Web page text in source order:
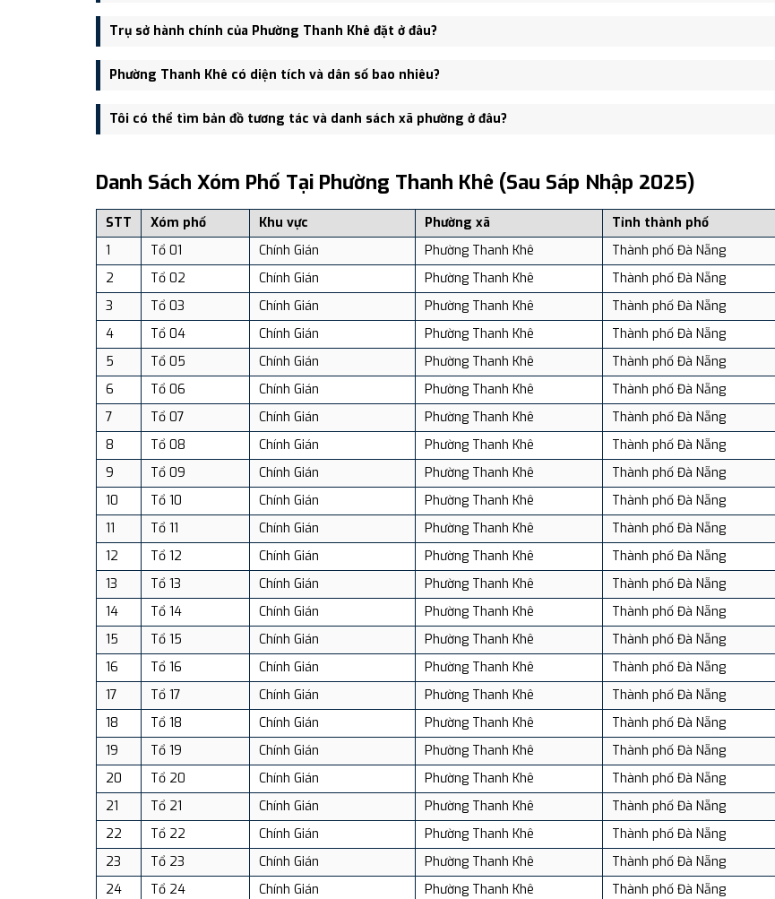
Phường Thanh Khê được thành lập trên cơ sở sáp nhập Phường Xuân Hà, Phường Chính Gián, Phường Thạc Gián,
Phường Thanh Khê Tây, Phường Thanh Khê Đông.
Trụ sở hành chính của Phường Thanh Khê đặt ở đâu?
Trụ sở hành chính mới của Phường Thanh Khê đặt tại Số 503 đường Trần Cao Vân, phường Thanh Khê - trung tâm khu
vực thuận tiện giao thông.
Phường Thanh Khê có diện tích và dân số bao nhiêu?
Phường Thanh Khê có Diện tích: 7.92 km², Dân số: 201,240 người, Mật độ dân số: Khoảng 25,409.10 người/km²
Tôi có thể tìm bản đồ tương tác và danh sách xã phường ở đâu?
dịch vụ và du lịch uy tín tại Việt Nam.
Danh Sách Xóm Phố Tại Phường Thanh Khê (sau Sáp Nhập 2025)
STT Xóm phố Khu vực Phường xã
Tỉnh thành phố
1
Tổ 01 Chính Gián Phường Thanh Khê
Thành phố Đà Nẵng
2
Tổ 02 Chính Gián Phường Thanh Khê
Thành phố Đà Nẵng
3
Tổ 03 Chính Gián Phường Thanh Khê
Thành phố Đà Nẵng
4
Tổ 04 Chính Gián Phường Thanh Khê
Thành phố Đà Nẵng
5
Tổ 05 Chính Gián Phường Thanh Khê
Thành phố Đà Nẵng
6
Tổ 06 Chính Gián Phường Thanh Khê
Thành phố Đà Nẵng
7
Tổ 07 Chính Gián Phường Thanh Khê
Thành phố Đà Nẵng
8
Tổ 08 Chính Gián Phường Thanh Khê
Thành phố Đà Nẵng
9
Tổ 09 Chính Gián Phường Thanh Khê
Thành phố Đà Nẵng
10
Tổ 10 Chính Gián Phường Thanh Khê
Thành phố Đà Nẵng
11
Tổ 11 Chính Gián Phường Thanh Khê
Thành phố Đà Nẵng
12
Tổ 12 Chính Gián Phường Thanh Khê
Thành phố Đà Nẵng
13
Tổ 13 Chính Gián Phường Thanh Khê
Thành phố Đà Nẵng
14
Tổ 14 Chính Gián Phường Thanh Khê
Thành phố Đà Nẵng
15
Tổ 15 Chính Gián Phường Thanh Khê
Thành phố Đà Nẵng
16
Tổ 16 Chính Gián Phường Thanh Khê
Thành phố Đà Nẵng
17
Tổ 17 Chính Gián Phường Thanh Khê
Thành phố Đà Nẵng
18
Tổ 18 Chính Gián Phường Thanh Khê
Thành phố Đà Nẵng
19
Tổ 19 Chính Gián Phường Thanh Khê
Thành phố Đà Nẵng
20
Tổ 20 Chính Gián Phường Thanh Khê
Thành phố Đà Nẵng
21
Tổ 21 Chính Gián Phường Thanh Khê
Thành phố Đà Nẵng
22
Tổ 22 Chính Gián Phường Thanh Khê
Thành phố Đà Nẵng
23
Tổ 23 Chính Gián Phường Thanh Khê
Thành phố Đà Nẵng
24
Tổ 24 Chính Gián Phường Thanh Khê
Thành phố Đà Nẵng